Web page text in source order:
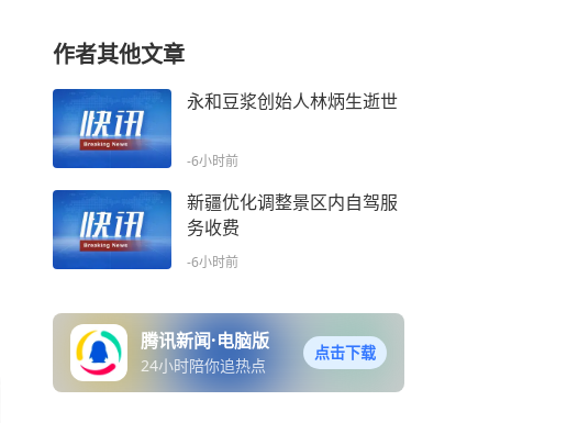
作者其他文章
永和豆浆创始人林炳生逝世
-6小时前
新疆优化调整景区内自驾服
务收费
-6小时前
腾讯新闻·电脑版
24小时陪你追热点
点击下载